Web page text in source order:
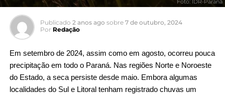
Foto: IDR-Paraná
Publicado 2 anos ago sobre 7 de outubro, 2024
Por Redação
Em setembro de 2024, assim como em agosto, ocorreu pouca
precipitação em todo o Paraná. Nas regiões Norte e Noroeste
do Estado, a seca persiste desde maio. Embora algumas
localidades do Sul e Litoral tenham registrado chuvas um